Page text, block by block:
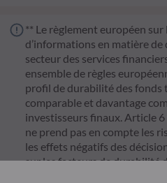
** Le règlement européen
d’informations en matière
secteur des services
ensemble de règles
profil de durabilité des fonds
comparable et davantage
investisseurs finaux. Article 6
ne prend pas en compte les
les effets négatifs des
sur les facteurs de durabilité